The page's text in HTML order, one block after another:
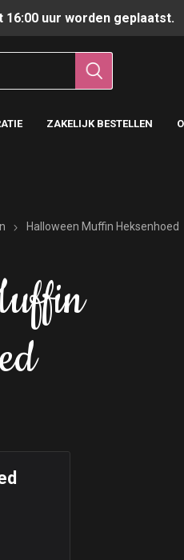
uur worden geplaatst.
ZAKELIJK BESTELLEN
Halloween Muffin Heksenhoed